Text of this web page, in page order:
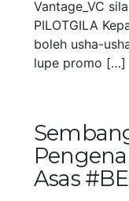
Vantage_VC
PILOTGILA
boleh usha-
lupe promo […]
Asas